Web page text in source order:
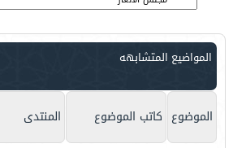
المواضيع المتشابهه
الموضوع كاتب الموضوع المنتدى